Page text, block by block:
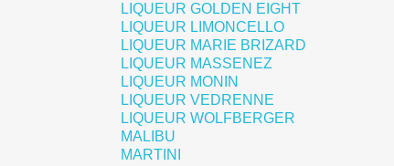
LIQUEUR GOLDEN EIGHT
LIQUEUR LIMONCELLO
LIQUEUR MARIE BRIZARD
LIQUEUR MASSENEZ
LIQUEUR MONIN
LIQUEUR VEDRENNE
LIQUEUR WOLFBERGER
MALIBU
MARTINI